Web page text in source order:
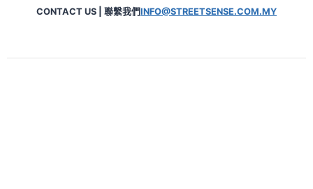
CONTACT US | 聯繫我們INFO@STREETSENSE.COM.MY